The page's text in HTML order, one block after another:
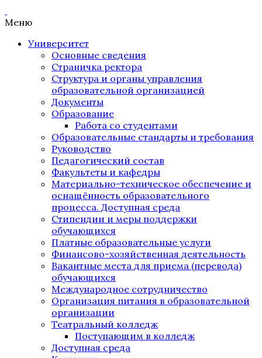
Меню
Университет
Основные сведения
Страничка ректора
Структура и органы управления
образовательной организацией
Документы
Образование
Работа со студентами
Образовательные стандарты и требования
Руководство
Педагогический состав
Факультеты и кафедры
Материально-техническое обеспечение и
оснащённость образовательного
процесса. Доступная среда
Стипендии и меры поддержки
обучающихся
Платные образовательные услуги
Финансово-хозяйственная деятельность
Вакантные места для приема (перевода)
обучающихся
Международное сотрудничество
Организация питания в образовательной
организации
Театральный колледж
Поступающим в колледж
Доступная среда